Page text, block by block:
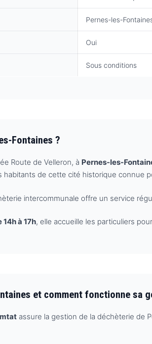
Pernes-les-
Oui
Sous conditions
Fontaines ?
Route de Velleron, à Pernes-les-
habitants de cette cité historique connue
intercommunale offre un service
à 17h, elle accueille les particuliers
et comment fonctionne sa
assure la gestion de la déchèterie de